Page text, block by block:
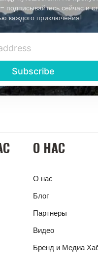
подписывайтесь сейчас и
каждого приключения!
О НАС
О нас
Блог
Партнеры
Видео
Бренд и Медиа